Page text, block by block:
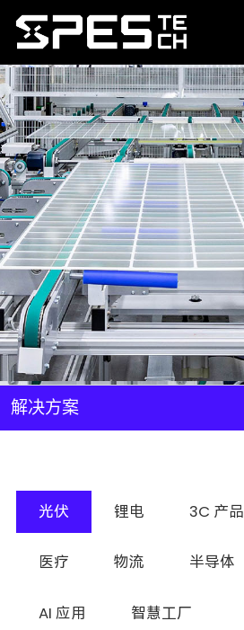
关于我们
产品中心
解决方案
服务支持
商务模式
新闻资讯
加入我们
解决方案
光伏 锂电 3C 产品
医疗 物流 半导体
AI 应用 智慧工厂